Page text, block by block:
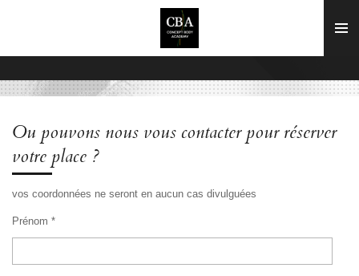
Ou pouvons nous vous contacter pour réserver
votre place ?
vos coordonnées ne seront en aucun cas divulguées
Prénom *